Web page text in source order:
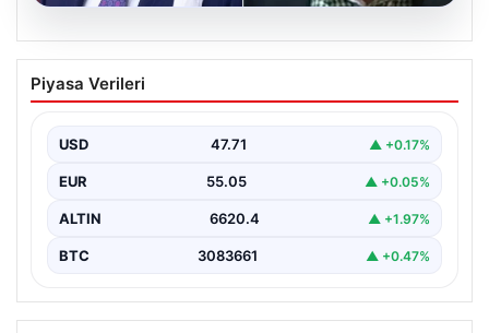
06.08.2026
Veli Ağbaba’nın ağabeyi Hür Ağbaba
tutuklandı
Piyasa Verileri
USD 47.71 ▲ +0.17%
EUR 55.05 ▲ +0.05%
ALTIN 6620.4 ▲ +1.97%
BTC 3083661 ▲ +0.47%